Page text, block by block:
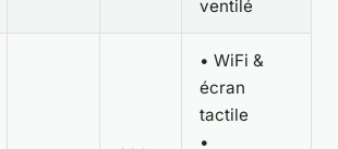
ventilé
• WiFi &
écran
tactile
•